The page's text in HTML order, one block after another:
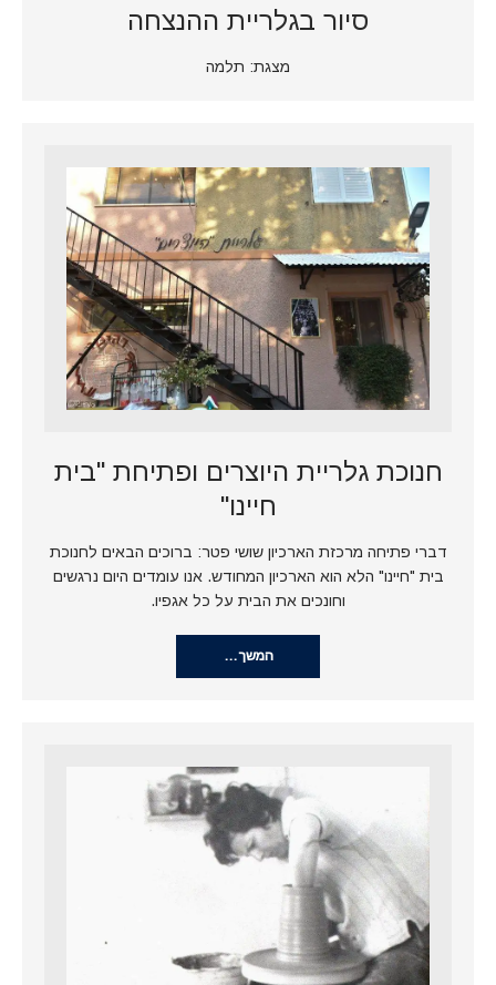
סיור בגלריית ההנצחה
מצגת: תלמה
חנוכת גלריית היוצרים ופתיחת "בית
חיינו"
דברי פתיחה מרכזת הארכיון שושי פטר: ברוכים הבאים לחנוכת
בית "חיינו" הלא הוא הארכיון המחודש. אנו עומדים היום נרגשים
וחונכים את הבית על כל אגפיו.
המשך…